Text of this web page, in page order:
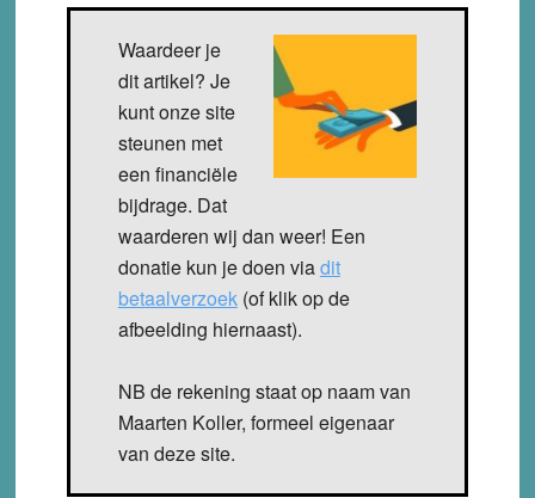
Waardeer je
dit artikel? Je
kunt onze site
steunen met
een financiële
bijdrage. Dat
waarderen wij dan weer! Een
donatie kun je doen viadit
betaalverzoek(of klik op de
afbeelding hiernaast).
NB de rekening staat op naam van
Maarten Koller, formeel eigenaar
van deze site.